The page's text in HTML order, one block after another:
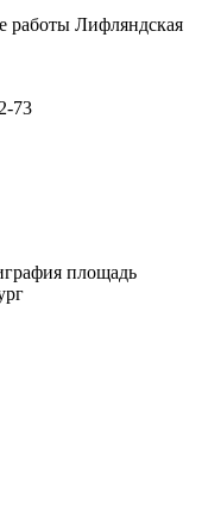
работы Лифляндская
73
площадь